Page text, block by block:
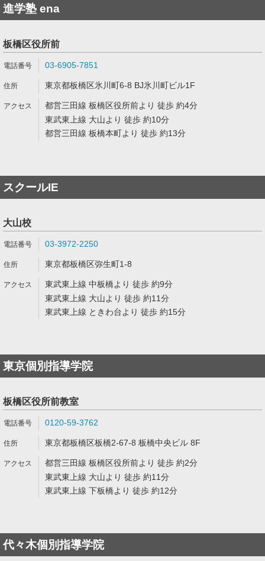
進学塾 ena
板橋区役所前
03-6905-7851
東京都板橋区氷川町6-8 BJ氷川町ビル1F
都営三田線 板橋区役所前より 徒歩 約4分
東武東上線 大山より 徒歩 約10分
都営三田線 板橋本町より 徒歩 約13分
スクールIE
大山校
03-3972-2250
東京都板橋区弥生町1-8
東武東上線 中板橋より 徒歩 約9分
東武東上線 大山より 徒歩 約11分
東武東上線 ときわ台より 徒歩 約15分
東京個別指導学院
板橋区役所前教室
0120-59-3762
東京都板橋区板橋2-67-8 板橋中央ビル 8F
都営三田線 板橋区役所前より 徒歩 約2分
東武東上線 大山より 徒歩 約11分
東武東上線 下板橋より 徒歩 約12分
代々木個別指導学院